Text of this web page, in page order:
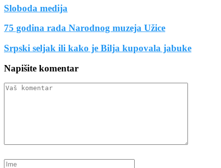
Sloboda medija
75 godina rada Narodnog muzeja Užice
Srpski seljak ili kako je Bilja kupovala jabuke
Napišite komentar